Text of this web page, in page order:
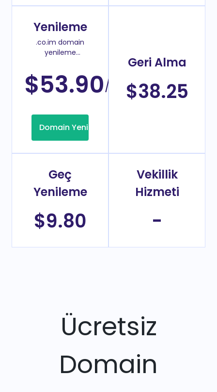
Yenileme
.co.im domain
yenileme
$53.90/Yıl
Domain Yenileme
Geri Alma
$38.25
Geç
Yenileme
$9.80
Vekillik
Hizmeti
-
Ücretsiz
Domain